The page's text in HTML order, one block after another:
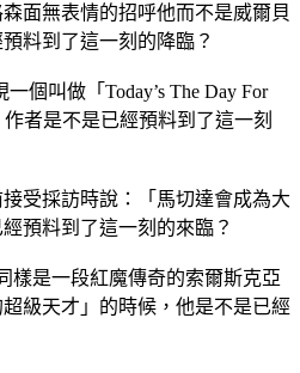
面無表情的招呼他而不是威爾貝
料到了這一刻的降臨？
個叫做「Today’s The Day For
者是不是已經預料到了這一刻
受採訪時說：「馬切達會成為大
預料到了這一刻的來臨？
樣是一段紅魔傳奇的索爾斯克亞
級天才」的時候，他是不是已經